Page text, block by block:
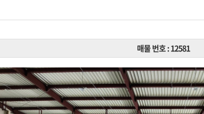
매물 번호 : 12581